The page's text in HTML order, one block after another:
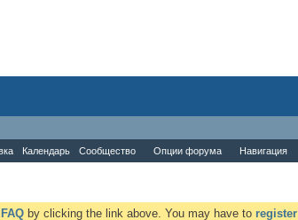
Календарь Сообщество Опции форума Навигация
FAQ by clicking the link above. You may have to register